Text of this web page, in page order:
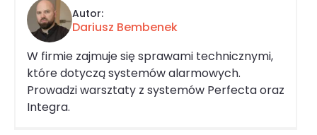
Autor:
Dariusz Bembenek
W firmie zajmuje się sprawami technicznymi,
które dotyczą systemów alarmowych.
Prowadzi warsztaty z systemów Perfecta oraz
Integra.